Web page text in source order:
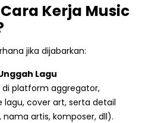
Kerja Music
jika dijabarkan:
Lagu
platform aggregator,
cover art, serta detail
artis, komposer, dll).